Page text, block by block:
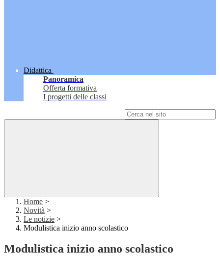
Didattica
Panoramica
Offerta formativa
I progetti delle classi
Home >
Novità >
Le notizie >
Modulistica inizio anno scolastico
Modulistica inizio anno scolastico